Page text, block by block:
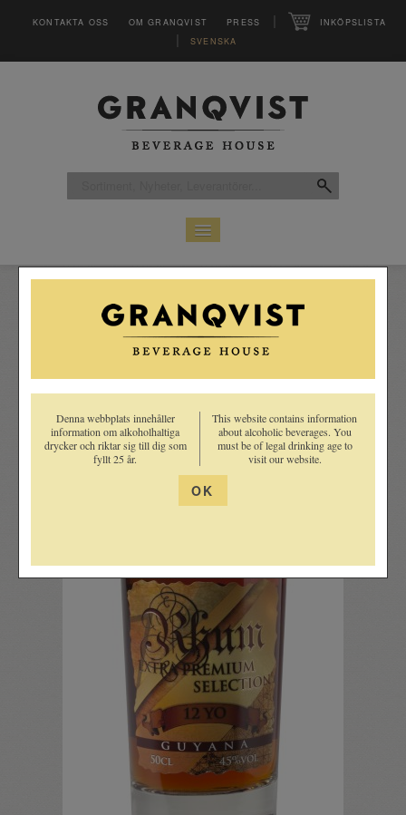
KONTAKTA OSS OM GRANQVIST PRESS | INKÖPSLISTA
| SVENSKA
SORTIMENT
LEVERANTÖRER
CLUB
MAGASINET VINFO
INSPIRATION
Denna webbplats innehåller
information om alkoholhaltiga
drycker och riktar sig till dig som
fyllt 25 år.
This website contains information
about alcoholic beverages. You
must be of legal drinking age to
visit our website.
OK